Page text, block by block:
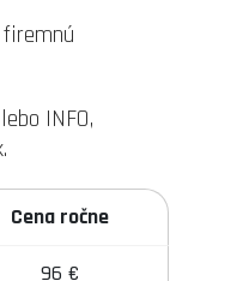
INFO,
Cena ročne
96 €